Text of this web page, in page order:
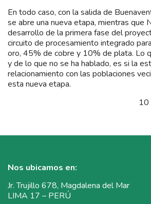
En todo caso, con la salida de
se abre una nueva etapa, mientras que
desarrollo de la primera fase del
circuito de procesamiento integrado
oro, 45% de cobre y 10% de plata. Lo
y de lo que no se ha hablado, es si la
relacionamiento con las poblaciones
esta nueva etapa.
10
Nos ubicamos en:
Jr. Trujillo 678, Magdalena del Mar
LIMA 17 – PERÚ